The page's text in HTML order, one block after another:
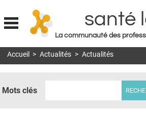
Jump to
santé
La communauté des
MON COMPTE
Accueil > Actualités > Actualités
Mots clés